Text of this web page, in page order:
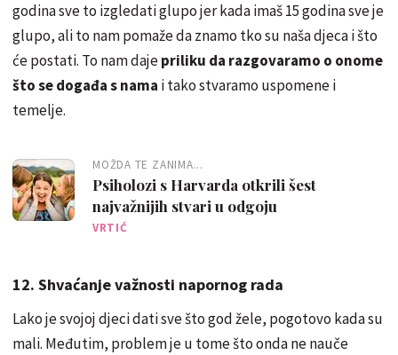
godina sve to izgledati glupo jer kada imaš 15 godina sve je
glupo, ali to nam pomaže da znamo tko su naša djeca i što
će postati. To nam dajepriliku da razgovaramo o onome
što se događa s nama i tako stvaramo uspomene i
temelje.
MOŽDA TE ZANIMA...
Psiholozi s Harvarda otkrili šest
najvažnijih stvari u odgoju
VRTIĆ
12. Shvaćanje važnosti napornog rada
Lako je svojoj djeci dati sve što god žele, pogotovo kada su
mali. Međutim, problem je u tome što onda ne nauče